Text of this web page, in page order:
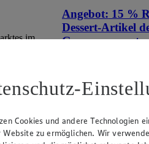
im
Angebot: 15 %
Dessert-Artikel
Genussmomente.
Je nach Verfügbarkeit
Cookies und andere Technologien
Website zu ermöglichen. Wir